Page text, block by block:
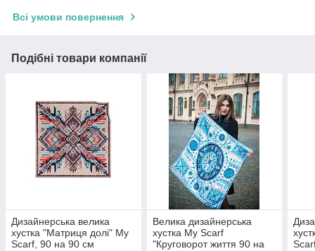
Всі умови повернення
Подібні товари компанії
Дизайнерська велика
хустка "Матриця долі" My
Scarf, 90 на 90 см
Велика дизайнерська
хустка My Scarf
"Круговорот життя 90 на